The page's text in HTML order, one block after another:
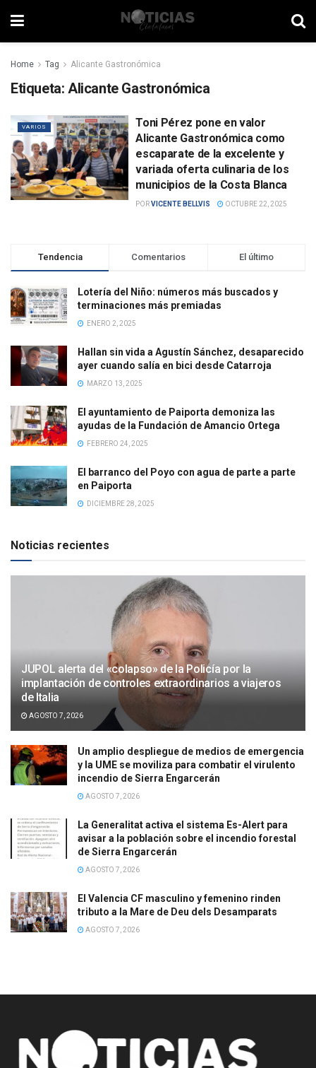
Home Tag Alicante Gastronómica
Etiqueta: Alicante Gastronómica
VARIOS
Toni Pérez pone en valor
Alicante Gastronómica como
escaparate de la excelente y
variada oferta culinaria de los
municipios de la Costa Blanca
PORVICENTE BELLVIS OCTUBRE 22, 2025
Tendencia Comentarios El último
Lotería del Niño: números más buscados y
terminaciones más premiadas
ENERO 2, 2025
Hallan sin vida a Agustín Sánchez, desaparecido
ayer cuando salía en bici desde Catarroja
MARZO 13, 2025
El ayuntamiento de Paiporta demoniza las
ayudas de la Fundación de Amancio Ortega
FEBRERO 24, 2025
El barranco del Poyo con agua de parte a parte
en Paiporta
DICIEMBRE 28, 2025
Noticias recientes
JUPOL alerta del «colapso» de la Policía por la
implantación de controles extraordinarios a viajeros
de Italia
AGOSTO 7, 2026
Un amplio despliegue de medios de emergencia
y la UME se moviliza para combatir el virulento
incendio de Sierra Engarcerán
AGOSTO 7, 2026
La Generalitat activa el sistema Es-Alert para
avisar a la población sobre el incendio forestal
de Sierra Engarcerán
AGOSTO 7, 2026
El Valencia CF masculino y femenino rinden
tributo a la Mare de Deu dels Desamparats
AGOSTO 7, 2026